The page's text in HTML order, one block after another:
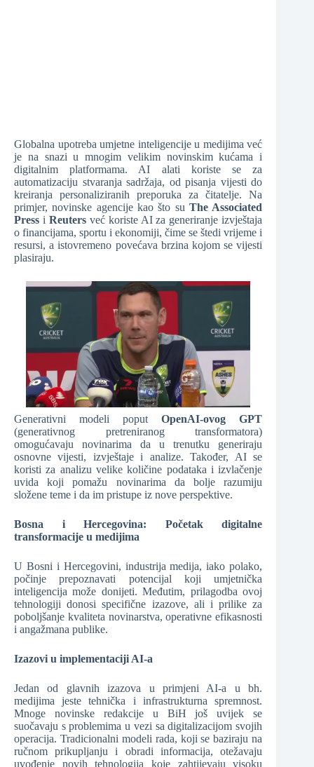
Globalna upotreba umjetne inteligencije u medijima već
je na snazi u mnogim velikim novinskim kućama i
digitalnim platformama. AI alati koriste se za
automatizaciju stvaranja sadržaja, od pisanja vijesti do
kreiranja personaliziranih preporuka za čitatelje. Na
primjer, novinske agencije kao što su The Associated
Press i Reutersveć koriste AI za generiranje izvještaja
o financijama, sportu i ekonomiji, čime se štedi vrijeme i
resursi, a istovremeno povećava brzina kojom se vijesti
plasiraju.
Generativni modeli poputOpenAI-ovog GPT
(generativnog pretreniranog transformatora)
omogućavaju novinarima da u trenutku generiraju
osnovne vijesti, izvještaje i analize. Također, AI se
koristi za analizu velike količine podataka i izvlačenje
uvida koji pomažu novinarima da bolje razumiju
složene teme i da im pristupe iz nove perspektive.
Bosna i Hercegovina: Početak digitalne
transformacije u medijima
U Bosni i Hercegovini, industrija medija, iako polako,
počinje prepoznavati potencijal koji umjetnička
inteligencija može donijeti. Međutim, prilagodba ovoj
tehnologiji donosi specifične izazove, ali i prilike za
poboljšanje kvaliteta novinarstva, operativne efikasnosti
i angažmana publike.
Izazovi u implementaciji AI-a
Jedan od glavnih izazova u primjeni AI-a u bh.
medijima jeste tehnička i infrastrukturna spremnost.
Mnoge novinske redakcije u BiH još uvijek se
suočavaju s problemima u vezi sa digitalizacijom svojih
operacija. Tradicionalni modeli rada, koji se baziraju na
ručnom prikupljanju i obradi informacija, otežavaju
uvođenje novih tehnologija koje zahtijevaju visoku